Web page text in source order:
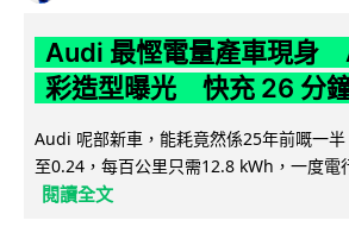
Audi 最慳電量產車現身
彩造型曝光 快充 26 分
Audi 呢部新車，能耗竟然係25年前嘅一
至0.24，每百公里只需12.8 kWh，一度電
閱讀全文